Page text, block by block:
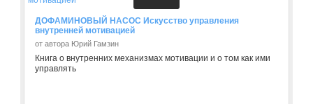
ДОФАМИНОВЫЙ НАСОС Искусство управления
внутренней мотивацией
от автора Юрий Гамзин
Книга о внутренних механизмах мотивации и о том как ими
управлять